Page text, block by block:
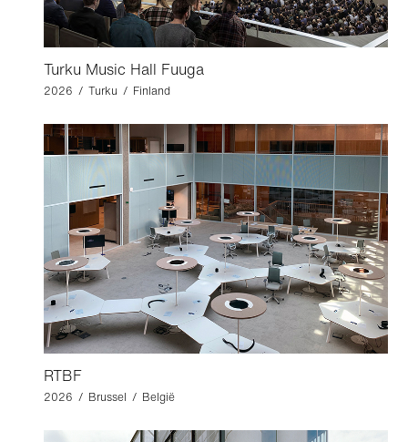
Turku Music Hall Fuuga
2026 / Turku / Finland
RTBF
2026 / Brussel / België